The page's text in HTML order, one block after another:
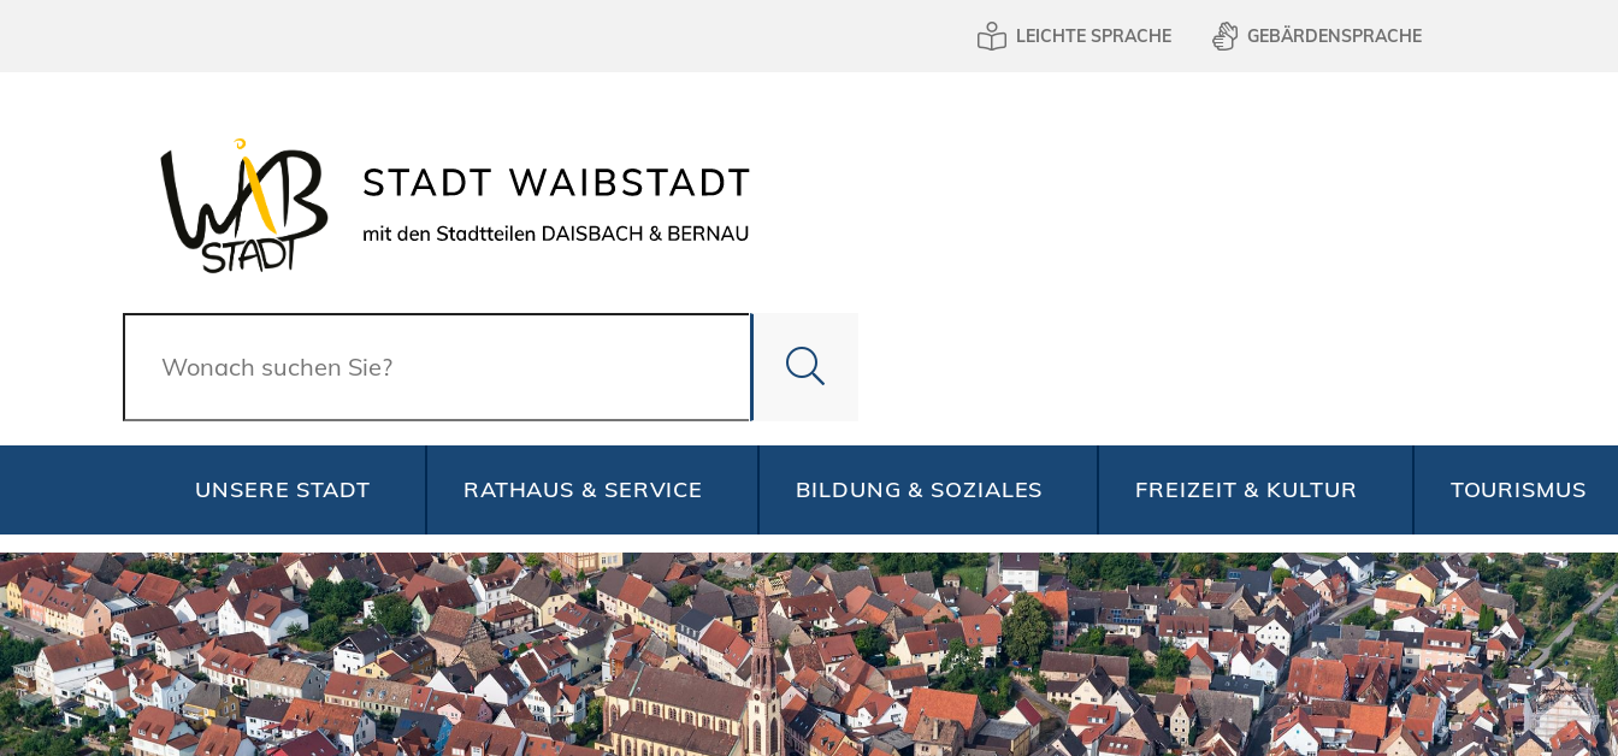
LEICHTE SPRACHE GEBÄRDENSPRACHE
Suche
UNSERE STADT RATHAUS & SERVICE BILDUNG & SOZIALES FREIZEIT & KULTUR TOURISMUS